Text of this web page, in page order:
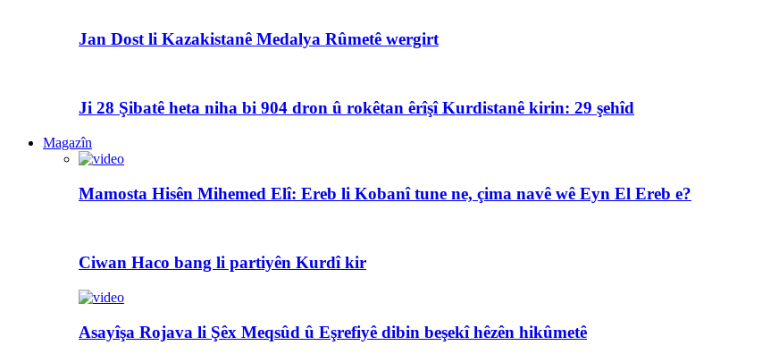
Jan Dost li Kazakistanê Medalya Rûmetê wergirt
Ji 28 Şibatê heta niha bi 904 dron û rokêtan êrîşî Kurdistanê kirin: 29 şehîd
Magazîn
Mamosta Hisên Mihemed Elî: Ereb li Kobanî tune ne, çima navê wê Eyn El Ereb e?
Ciwan Haco bang li partiyên Kurdî kir
Asayîşa Rojava li Şêx Meqsûd û Eşrefiyê dibin beşekî hêzên hikûmetê